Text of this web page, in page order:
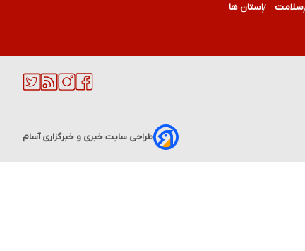
سلامت استان ها
طراحی سایت خبری و خبرگزاری آسام